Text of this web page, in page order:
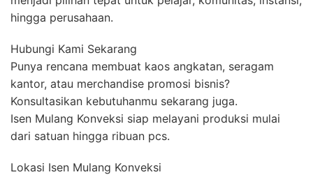
hingga perusahaan.
Hubungi Kami Sekarang
Punya rencana membuat kaos angkatan, seragam
kantor, atau merchandise promosi bisnis?
Konsultasikan kebutuhanmu sekarang juga.
Isen Mulang Konveksi siap melayani produksi mulai
dari satuan hingga ribuan pcs.
Lokasi Isen Mulang Konveksi